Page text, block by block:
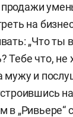
продажи
на
„Что ты
Тебе что, не
мужу и
на
в „Ривьере“